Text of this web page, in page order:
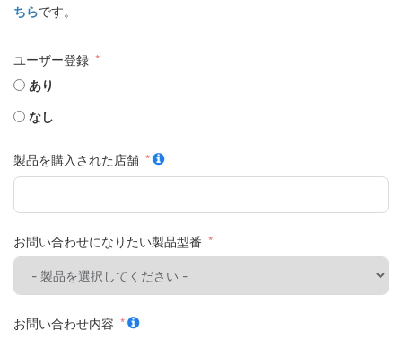
ちらです。
ユーザー登録
あり
なし
製品を購入された店舗
お問い合わせになりたい製品型番
お問い合わせ内容